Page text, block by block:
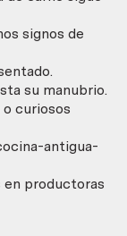
signos de
su manubrio.
curiosos
antigua-
en productoras